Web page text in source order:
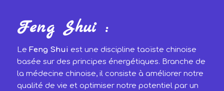
Feng Shui :
Le Feng Shui est une discipline taoïste chinoise
basée sur des principes énergétiques. Branche de
la médecine chinoise, il consiste à améliorer notre
qualité de vie et optimiser notre potentiel par un